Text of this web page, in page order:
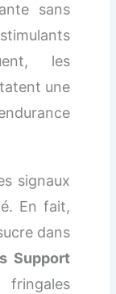
sans
les
une
signaux
En fait,
dans
Support